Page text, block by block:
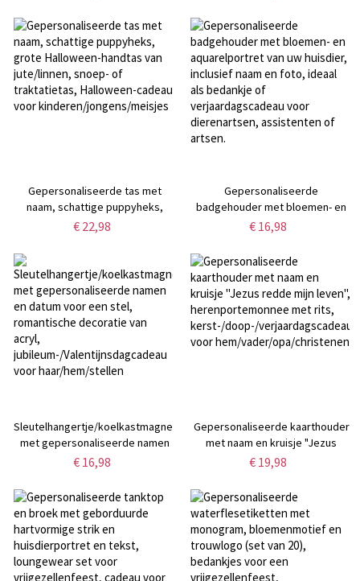
voor bruidsfeesten,
verlovings-/huwelijksgeschenken
voor het paar/pasgetrouwden
Halloween cadeau voor
kinderen/hondenliefhebbers
Gepersonaliseerde tas met
naam, schattige puppyheks,
grote Halloween-handtas van
traktatietas, Halloween-cadeau
voor kinderen/jongens/meisjes
€ 22,98
Gepersonaliseerde
badgehouder met bloemen- en
aquarelportret van uw huisdier,
bedankje of verjaardagscadeau
voor dierenartsen, assistenten
of artsen.
€ 16,98
Sleutelhangertje/koelkastmagneet
met gepersonaliseerde namen
en datum voor een stel,
jubileum-/Valentijnsdagcadeau
voor haar/hem/stellen
€ 16,98
Gepersonaliseerde kaarthouder
met naam en kruisje "Jezus
redde mijn leven",
kerst-/doop-/verjaardagscadeau
voor hem/vader/opa/christenen
€ 19,98